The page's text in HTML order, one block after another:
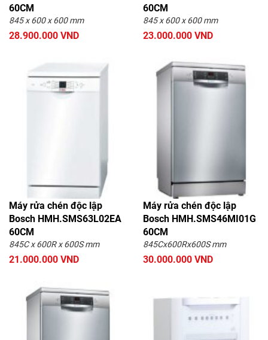
60CM
845 x 600 x 600 mm
28.900.000 VND
60CM
845 x 600 x 600 mm
23.000.000 VND
Máy rửa chén độc lập
Bosch HMH.SMS63L02EA
60CM
845C x 600R x 600S mm
21.000.000 VND
Máy rửa chén độc lập
Bosch HMH.SMS46MI01G
60CM
845Cx600Rx600S mm
30.000.000 VND